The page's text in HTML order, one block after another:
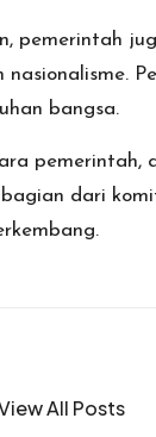
pemerintah
nasionalisme.
bangsa.
pemerintah,
dari
All Posts